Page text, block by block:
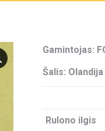
Gamintojas:
Šalis: Olandija
Rulono ilgis